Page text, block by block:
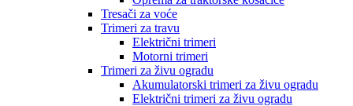
Tresači za voće
Trimeri za travu
Električni trimeri
Motorni trimeri
Trimeri za živu ogradu
Akumulatorski trimeri za živu ogradu
Električni trimeri za živu ogradu